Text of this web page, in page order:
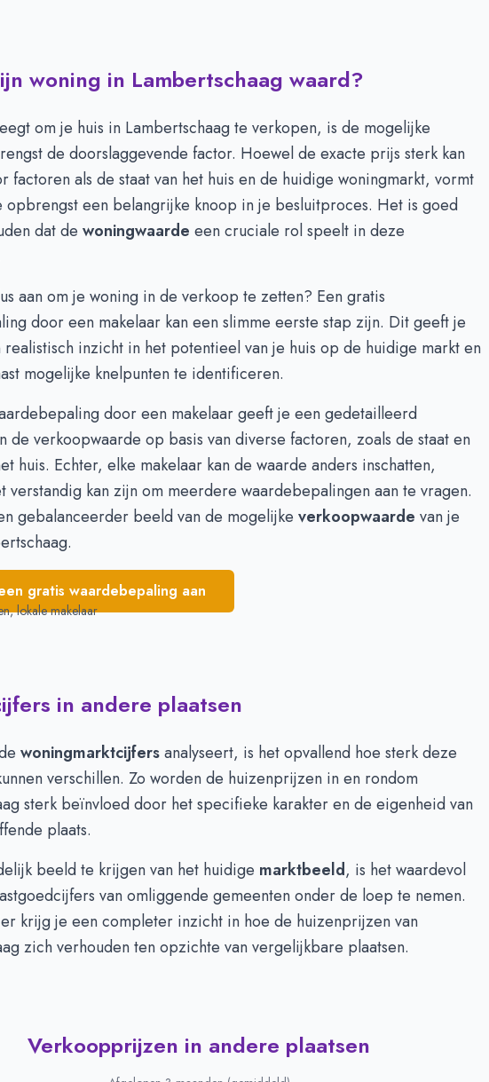
per maand -Lambertschaag
Vraagprijs
Verkoopprijs
575.000
-
€ 575.000
-
-
-
995.000
-
995.000
€ 965.000
€ 965.000
550.000 € 965.000
woning in Lambertschaag waard?
om je huis in Lambertschaag te verkopen, is de mogelijke
de doorslaggevende factor. Hoewel de exacte prijs sterk kan
factoren als de staat van het huis en de huidige woningmarkt, vormt
opbrengst een belangrijke knoop in je besluitproces. Het is goed
dat de woningwaarde een cruciale rol speelt in deze
aan om je woning in de verkoop te zetten? Eengratis
door een makelaar kan een slimme eerste stap zijn. Dit geeft je
realistisch inzicht in het potentieel van je huis op de huidige markt en
mogelijke knelpunten te identificeren.
door een makelaar geeft je een gedetailleerd
de verkoopwaarde op basis van diverse factoren, zoals de staat en
huis. Echter, elke makelaar kan de waarde anders inschatten,
verstandig kan zijn om meerdere waardebepalingen aan te vragen.
gebalanceerder beeld van de mogelijke verkoopwaarde van je
gratis waardebepaling aan
lokale makelaar
in andere plaatsen
woningmarktcijfersanalyseert, is het opvallend hoe sterk deze
verschillen. Zo worden de huizenprijzen in en rondom
sterk beïnvloed door het specifieke karakter en de eigenheid van
plaats.
beeld te krijgen van het huidige marktbeeld, is het waardevol
van omliggende gemeenten onder de loep te nemen.
krijg je een completer inzicht in hoe de huizenprijzen van
zich verhouden ten opzichte van vergelijkbare plaatsen.
Verkoopprijzen in andere plaatsen